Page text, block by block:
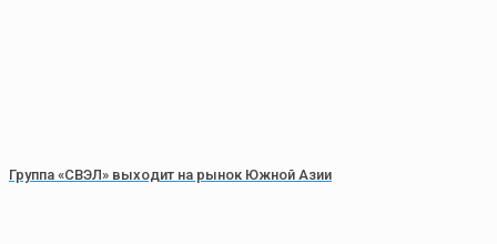
Группа «СВЭЛ» выходит на рынок Южной Азии